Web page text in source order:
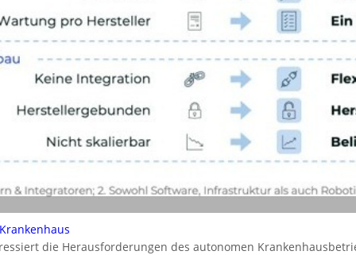
die Herausforderungen des autonomen